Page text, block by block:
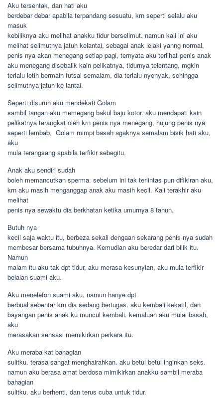
Aku tersentak, dan hati aku
berdebar debar apabila terpandang sesuatu, krn seperti selalu aku
masuk
kebiliknya aku melihat anakku tidur berselimut. namun kali ini aku
melihat selimutnya jatuh kelantai, sebagai anak lelaki yanng normal,
penis nya akan menegang setiap pagi, ternyata aku terlihat penis anak
aku menegang disebalik kain pelikatnya, tidurnya telentang, mgkin
terlalu letih bermain futsal semalam, dia terlalu nyenyak, sehingga
selimutnya jatuh ke lantai.
Seperti disuruh aku mendekati Golam
sambil tangan aku memegang bakul baju kotor. aku mendapati kain
pelikatnya terangkat oleh krn penis nya menegang, hujung penis nya
seperti lembab,  Golam mimpi basah agaknya semalam bisik hati aku,
aku
mula terangsang apabila terfikir sebegitu.
Anak aku sendiri sudah
boleh memancutkan sperma. sebelum ini tak terlintas pun difikiran aku,
krn aku masih menganggap anak aku masih kecil. Kali terakhir aku
melihat
penis nya sewaktu dia berkhatan ketika umurnya 8 tahun.
Butuh nya
kecil saja waktu itu, berbeza sekali dengaan sekarang penis nya sudah
membesar bersama tubuhnya. Kemudian aku beredar dari bilik itu.
Namun
malam itu aku tak dpt tidur, aku merasa kesunyian, aku mula terfikir
belaian suami aku.
Aku menelefon suami aku, namun hanye dpt
berbual sebentar krn dia sedang bertugas. aku kembali kekatil, dan
bayangan penis anak ku muncul kembali. kemaluan aku mulai basah,
aku
merasakan sensasi memikirkan perkara itu.
Aku meraba kat bahagian
sulitku. terasa sangat menghairahkan. aku betul betul inginkan seks.
namun aku berasa amat berdosa mimikirkan anakku sambil meraba
bahagian
sulitku. aku berhenti, dan terus cuba untuk tidur.